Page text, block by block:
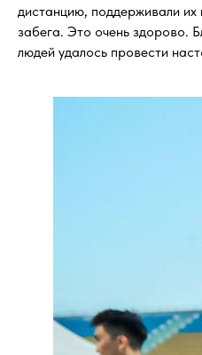
дистанцию, поддерживали их
забега. Это очень здорово.
людей удалось провести